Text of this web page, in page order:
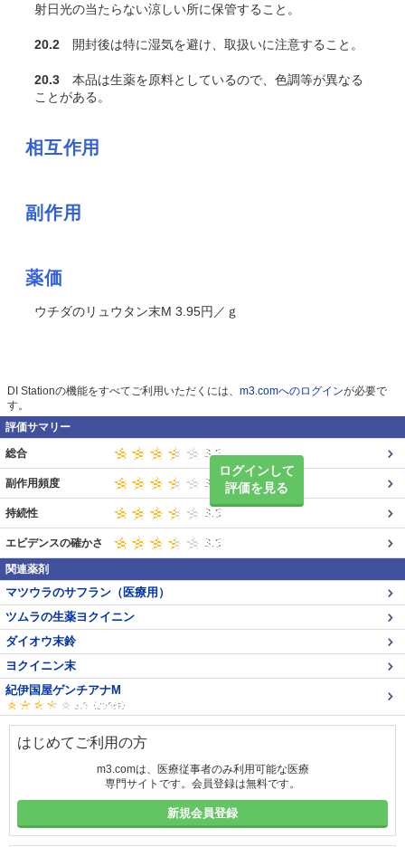
射日光の当たらない涼しい所に保管すること。
20.2 開封後は特に湿気を避け、取扱いに注意すること。
20.3 本品は生薬を原料としているので、色調等が異なる
ことがある。
相互作用
副作用
薬価
ウチダのリュウタン末M 3.95円／ｇ
DI Stationの機能をすべてご利用いただくには、 m3.comへのログインが必要で
す。
評価サマリー
ログインして
評価を見る
総合
副作用頻度
持続性
エビデンスの確かさ
関連薬剤
マツウラのサフラン（医療用）
ツムラの生薬ヨクイニン
ダイオウ末鈴
ヨクイニン末
紀伊国屋ゲンチアナM
はじめてご利用の方
m3.comは、医療従事者のみ利用可能な医療
専門サイトです。会員登録は無料です。
新規会員登録